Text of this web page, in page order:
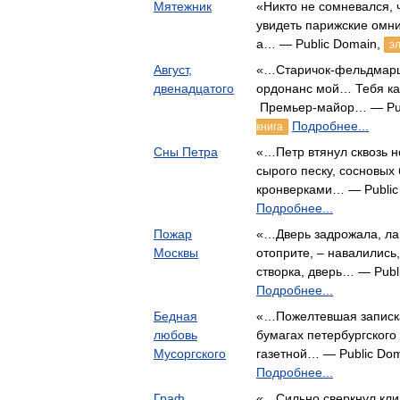
Мятежник
«Никто не сомневался,
увидеть парижские
а… — Public Domain,
Август,
двенадцатого
«…Старичок-
ордонанс мой… Тебя
Премьер-майор… —
книга
Подробнее...
Сны Петра
«…Петр втянул сквозь
сырого песку,
кронверками… —
Подробнее...
Пожар
Москвы
«…Дверь задрожала,
отоприте, –
створка, дверь… —
Подробнее...
Бедная
любовь
Мусоргского
«…Пожелтевшая
бумагах
газетной… — Public
Подробнее...